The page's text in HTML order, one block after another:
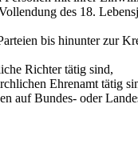
des 18.
bis hinunter zur
Richter tätig sind,
Ehrenamt tätig
auf Bundes- oder